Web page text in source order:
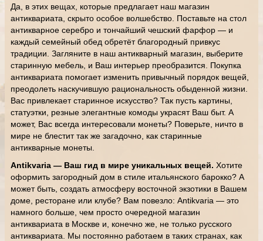
Да, в этих вещах, которые предлагает наш магазин
антиквариата, скрыто особое волшебство. Поставьте на стол
антикварное серебро и тончайший чешский фарфор — и
каждый семейный обед обретёт благородный привкус
традиции. Загляните в наш антикварный магазин, выберите
старинную мебель, и Ваш интерьер преобразится. Покупка
антиквариата помогает изменить привычный порядок вещей,
преодолеть наскучившую рациональность обыденной жизни.
Вас привлекает старинное искусство? Так пусть картины,
статуэтки, резные элегантные комоды украсят Ваш быт. А
может, Вас всегда интересовали монеты? Поверьте, ничто в
мире не блестит так же загадочно, как старинные
антикварные монеты.
Antikvaria — Ваш гид в мире уникальных вещей. Хотите
оформить загородный дом в стиле итальянского барокко? А
может быть, создать атмосферу восточной экзотики в Вашем
доме, ресторане или клубе? Вам повезло: Antikvaria — это
намного больше, чем просто очередной магазин
антиквариата в Москве и, конечно же, не только русского
антиквариата. Мы постоянно работаем в таких странах, как